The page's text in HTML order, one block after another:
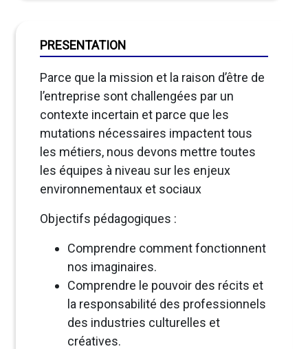
PRESENTATION
Parce que la mission et la raison d’être de
l’entreprise sont challengées par un
contexte incertain et parce que les
mutations nécessaires impactent tous
les métiers, nous devons mettre toutes
les équipes à niveau sur les enjeux
environnementaux et sociaux
Objectifs pédagogiques :
Comprendre comment fonctionnent
nos imaginaires.
Comprendre le pouvoir des récits et
la responsabilité des professionnels
des industries culturelles et
créatives.